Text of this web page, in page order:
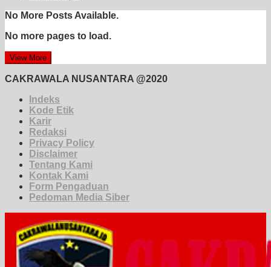
No More Posts Available.
No more pages to load.
View More
CAKRAWALA NUSANTARA @2020
Indeks
Kode Etik
Karir
Redaksi
Privacy Policy
Disclaimer
Tentang Kami
Kontak Kami
Form Pengaduan
Pedoman Media Siber